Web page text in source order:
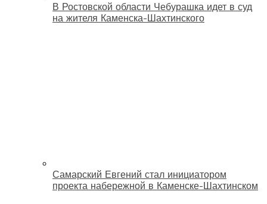
В Ростовской области Чебурашка идет в суд
на жителя Каменска-Шахтинского
Самарский Евгений стал инициатором
проекта набережной в Каменске-Шахтинском